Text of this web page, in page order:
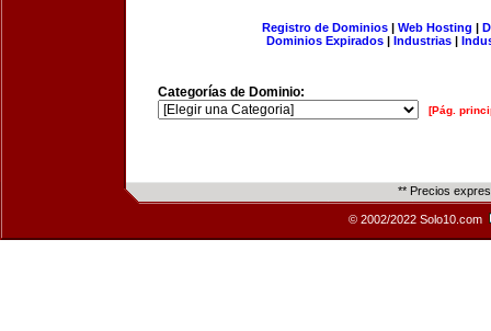
Registro de Dominios| Web Hosting |
Dominios Expirados | Industrias |
Categorías de Dominio:
[Pág.
** Precios
© 2002/2022 Solo10.com